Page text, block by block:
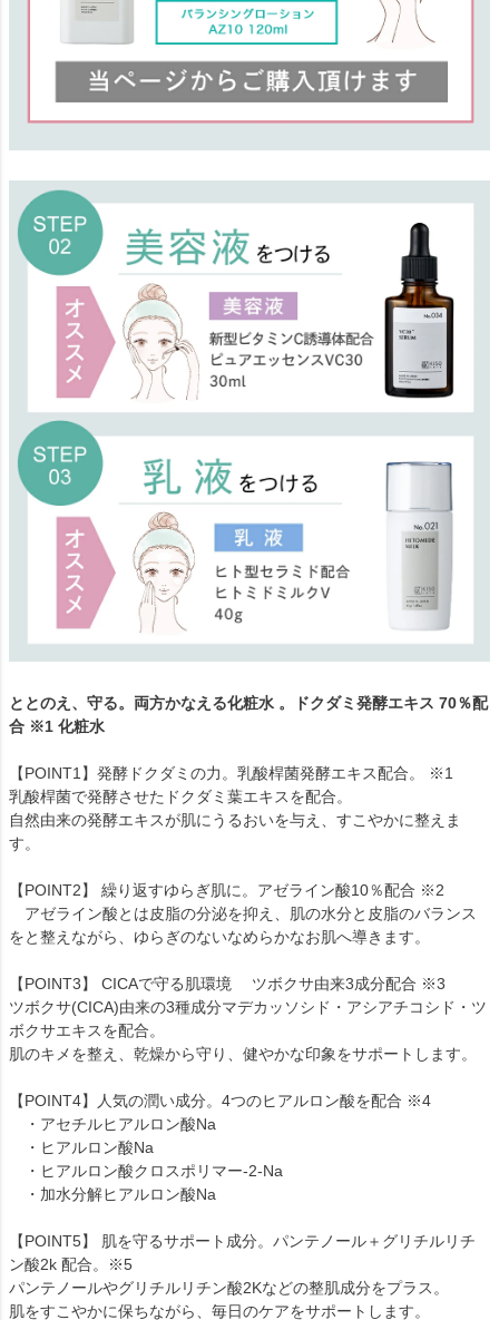
ととのえ、守る。両方かなえる化粧水 。ドクダミ発酵エキス 70％配
合 ※1 化粧水
【POINT1】発酵ドクダミの力。乳酸桿菌発酵エキス配合。 ※1
乳酸桿菌で発酵させたドクダミ葉エキスを配合。
自然由来の発酵エキスが肌にうるおいを与え、すこやかに整えま
す。
【POINT2】 繰り返すゆらぎ肌に。アゼライン酸10％配合 ※2
アゼライン酸とは皮脂の分泌を抑え、肌の水分と皮脂のバランス
をと整えながら、ゆらぎのないなめらかなお肌へ導きます。
【POINT3】 CICAで守る肌環境 ツボクサ由来3成分配合 ※3
ツボクサ(CICA)由来の3種成分マデカッソシド・アシアチコシド・ツ
ボクサエキスを配合。
肌のキメを整え、乾燥から守り、健やかな印象をサポートします。
【POINT4】人気の潤い成分。4つのヒアルロン酸を配合 ※4
・アセチルヒアルロン酸Na
・ヒアルロン酸Na
・ヒアルロン酸クロスポリマー-2-Na
・加水分解ヒアルロン酸Na
【POINT5】 肌を守るサポート成分。パンテノール＋グリチルリチ
ン酸2k 配合。※5
パンテノールやグリチルリチン酸2Kなどの整肌成分をプラス。
肌をすこやかに保ちながら、毎日のケアをサポートします。